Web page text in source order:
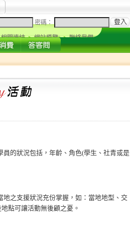
密碼：
相關連結 網站導覽 聯絡我們
員的狀況包括，年齡、角色(學生、社青或是
之支援狀況充份掌握，如：當地地型、交
點可讓活動無後顧之憂。